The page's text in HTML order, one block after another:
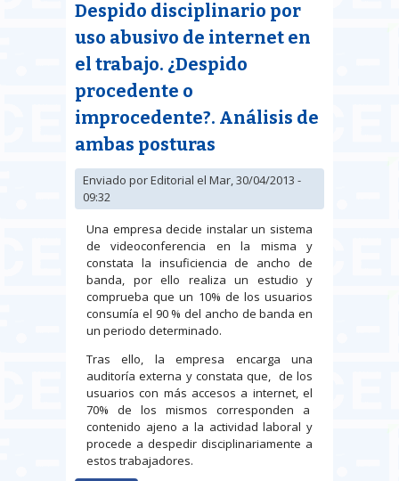
total
Despido disciplinario por
uso abusivo de internet en
el trabajo. ¿Despido
procedente o
improcedente?. Análisis de
ambas posturas
Enviado porEditorial el Mar, 30/04/2013 -
09:32
Una empresa decide instalar un sistema
de videoconferencia en la misma y
constata la insuficiencia de ancho de
banda, por ello realiza un estudio y
comprueba que un 10% de los usuarios
consumía el 90 % del ancho de banda en
un periodo determinado.
Tras ello, la empresa encarga una
auditoría externa y constata que, de los
usuarios con más accesos a internet, el
70% de los mismos corresponden a
contenido ajeno a la actividad laboral y
procede a despedir disciplinariamente a
estos trabajadores.